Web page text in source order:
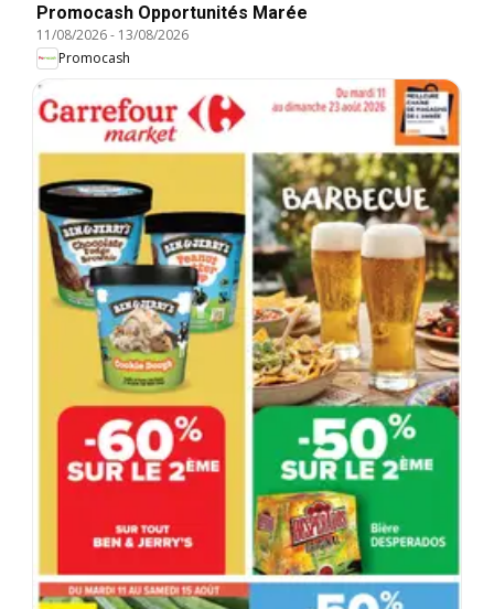
Promocash Opportunités Marée
11/08/2026- 13/08/2026
Promocash